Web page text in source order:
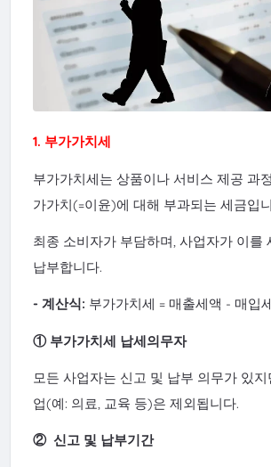
1. 부가가치세
부가가치세는 상품이나 서비스 제공 과
가가치(=이윤)에 대해 부과되는 세금입
최종 소비자가 부담하며, 사업자가 이를
납부합니다.
- 계산식: 부가가치세 = 매출세액 - 매입
① 부가가치세 납세의무자
모든 사업자는 신고 및 납부 의무가 있
업(예: 의료, 교육 등)은 제외됩니다.
② 신고 및 납부기간